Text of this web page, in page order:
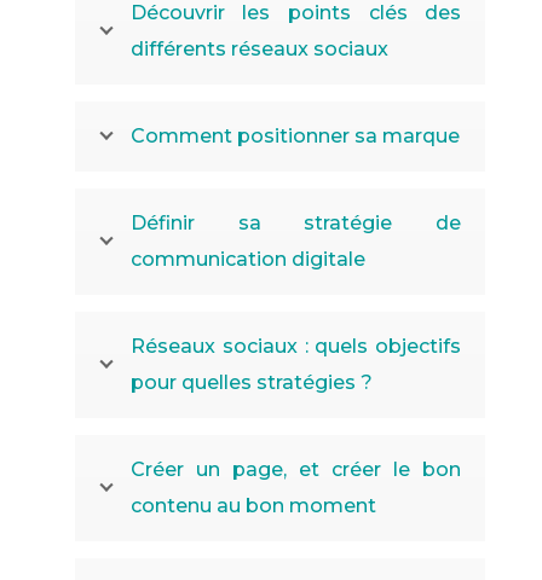
Découvrir les points clés des
différents réseaux sociaux
Comment positionner sa marque
Définir sa stratégie de
communication digitale
Réseaux sociaux : quels objectifs
pour quelles stratégies ?
Créer un page, et créer le bon
contenu au bon moment